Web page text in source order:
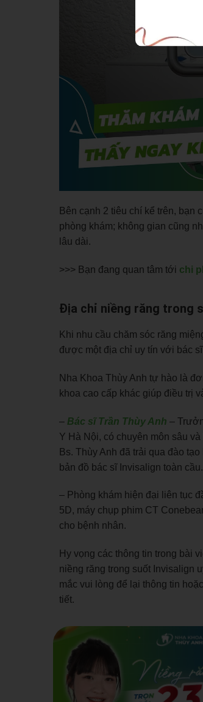
Bên cạnh 2 tiêu chí kể trên, bạn
phòng khám; không gian cũng
lâu dài.
>>> Bạn đang quan tâm tới chi
Địa chỉ niềng răng trong
Khi nhu cầu chăm sóc răng
được một địa chỉ uy tín với bác
Nha Khoa Thùy Anh tự hào là
khoa cao cấp khác giúp điều trị
– Bác sĩ Trần Thùy Anh –
Y Hà Nội, có chuyên môn sâu
Bs. Thùy Anh đã trải qua đào
bản đồ bác sĩ Invisalign toàn cầu.
– Phòng khám hiện đại liên tục
5D, máy chụp phim CT
cho bệnh nhân.
Hy vọng các thông tin trong bài
niềng răng trong suốt Invisalign
mắc vui lòng để lại thông tin
tiết.